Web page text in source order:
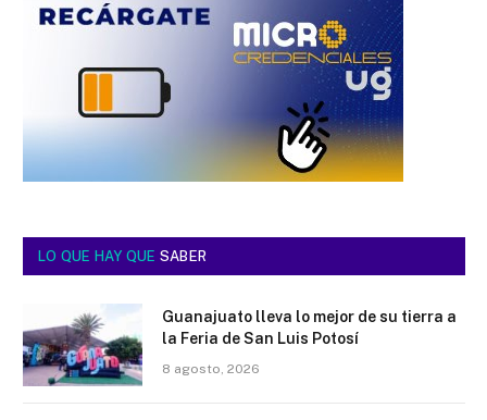
LO QUE HAY QUE SABER
Guanajuato lleva lo mejor de su tierra a
la Feria de San Luis Potosí
8 agosto, 2026